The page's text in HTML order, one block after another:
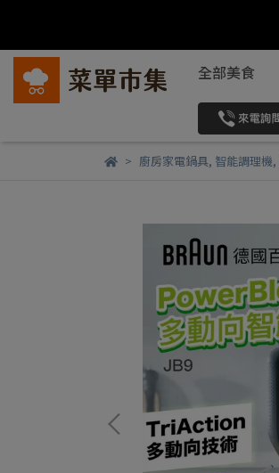
全部美食
廚房家電鍋具, 智能調理機,